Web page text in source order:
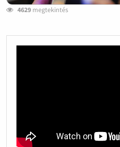
4629megtekintés